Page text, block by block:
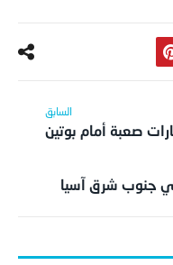
صعبة أمام بوتين
جنوب شرق آسيا